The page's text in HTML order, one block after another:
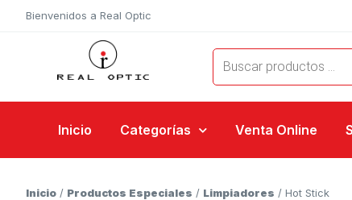
Bienvenidos a Real Optic
Inicio Categorías Venta Online
Inicio / Productos Especiales / Limpiadores / Hot Stick